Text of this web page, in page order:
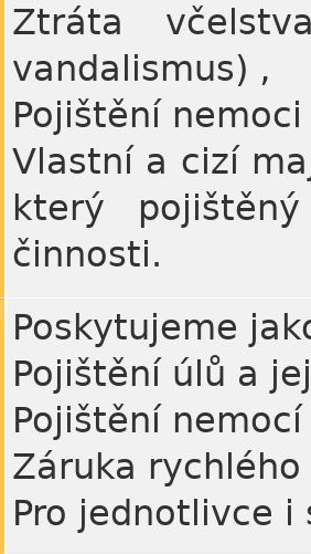
Ztráta
vandalismus) ‚
Pojištění
Vlastní a cizí
který
činnosti.
Poskytujeme
Pojištění úlů a
Pojištění nemocí
Záruka
Pro jednotlivce i